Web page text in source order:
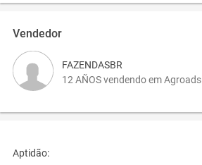
Vendedor
FAZENDASBR
12 AÑOS vendendo em Agroads
Aptidão: